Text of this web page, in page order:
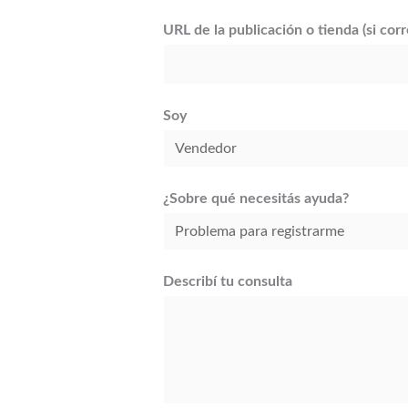
URL de la publicación o tienda (si
Soy
¿Sobre qué necesitás ayuda?
Describí tu consulta